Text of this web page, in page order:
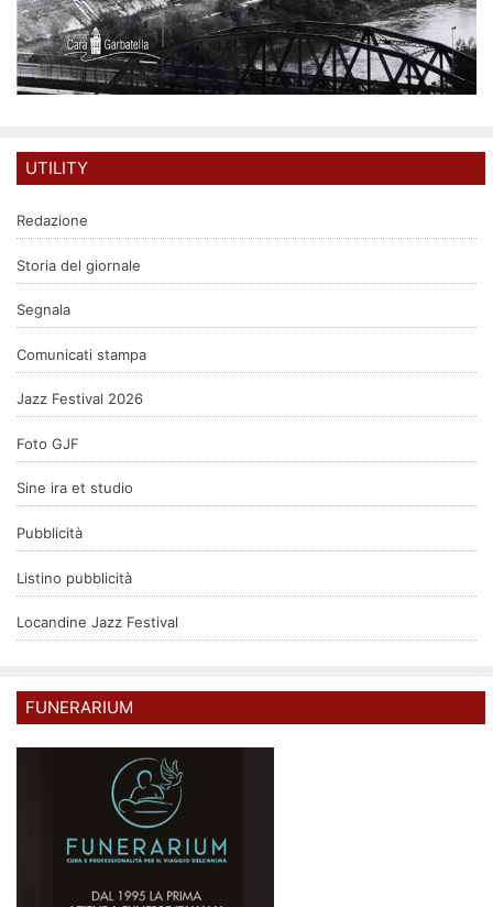
UTILITY
Redazione
Storia del giornale
Segnala
Comunicati stampa
Jazz Festival 2026
Foto GJF
Sine ira et studio
Pubblicità
Listino pubblicità
Locandine Jazz Festival
FUNERARIUM